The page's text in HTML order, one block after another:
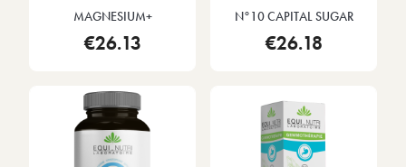
MAGNESIUM+
€26.13
N°10 CAPITAL SUGAR
€26.18